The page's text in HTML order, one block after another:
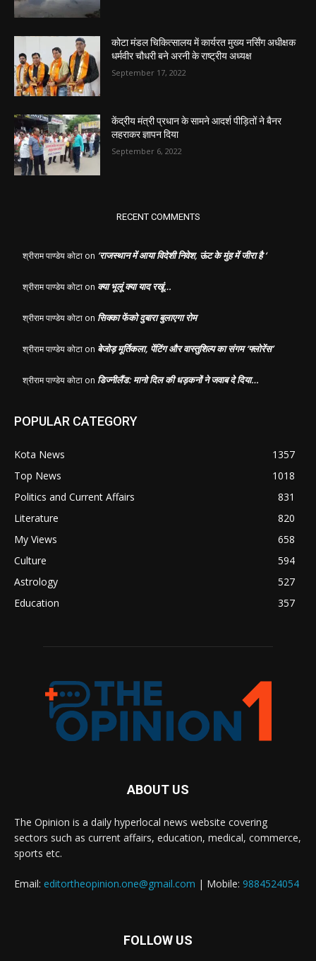
कोटा मंडल चिकित्सालय में कार्यरत मुख्य नर्सिंग अधीक्षक
धर्मवीर चौधरी बने अरनी के राष्ट्रीय अध्यक्ष
September 17, 2022
केंद्रीय मंत्री प्रधान के सामने आदर्श पीड़ितों ने बैनर
लहराकर ज्ञापन दिया
September 6, 2022
RECENT COMMENTS
श्रीराम पाण्डेय कोटा on ‘राजस्थान में आया विदेशी निवेश, ऊंट के मुंह में जीरा है ‘
श्रीराम पाण्डेय कोटा on क्या भूलूं क्या याद रखूं…
श्रीराम पाण्डेय कोटा on सिक्का फेंको दुबारा बुलाएगा रोम
श्रीराम पाण्डेय कोटा on बेजोड़ मूर्तिकला, पेंटिंग और वास्तुशिल्प का संगम ‘फ्लोरेंस’
श्रीराम पाण्डेय कोटा on डिज्नीलैंड: मानो दिल की धड़कनों ने जवाब दे दिया…
POPULAR CATEGORY
Kota News
1357
Top News
1018
Politics and Current Affairs
831
Literature
820
My Views
658
Culture
594
Astrology
527
Education
357
ABOUT US
The Opinion is a daily hyperlocal news website covering
sectors such as current affairs, education, medical, commerce,
sports etc.
Email: editortheopinion.one@gmail.com | Mobile: 9884524054
FOLLOW US